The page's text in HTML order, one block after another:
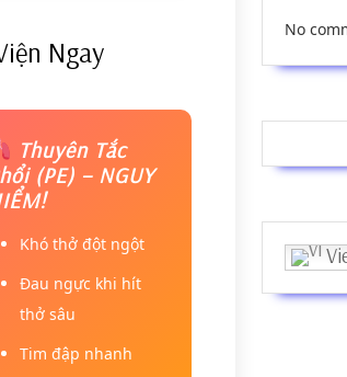
Ngay
Thuyên Tắc
(PE) – NGUY
Khó thở đột ngột
Đau ngực khi hít
thở sâu
Tim đập nhanh
No